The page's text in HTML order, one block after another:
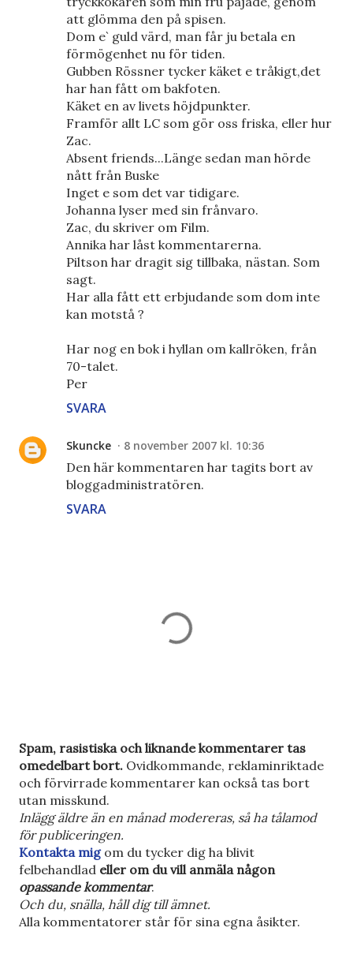
att glömma den på spisen.
Dom e` guld värd, man får ju betala en
förmögenhet nu för tiden.
Gubben Rössner tycker käket e tråkigt,det
har han fått om bakfoten.
Käket en av livets höjdpunkter.
Framför allt LC som gör oss friska, eller hur
Zac.
Absent friends...Länge sedan man hörde
nått från Buske
Inget e som det var tidigare.
Johanna lyser med sin frånvaro.
Zac, du skriver om Film.
Annika har låst kommentarerna.
Piltson har dragit sig tillbaka, nästan. Som
sagt.
Har alla fått ett erbjudande som dom inte
kan motstå ?
Har nog en bok i hyllan om kallröken, från
70-talet.
Per
SVARA
Skuncke 8 november 2007 kl. 10:36
Den här kommentaren har tagits bort av
bloggadministratören.
SVARA
S
k
i
c
k
a
e
n
k
o
m
Spam, rasistiska och liknande kommentarer tas
omedelbart bort. Ovidkommande, reklaminriktade
och förvirrade kommentarer kan också tas bort
utan misskund.
Inlägg äldre än en månad modereras, så ha tålamod
för publiceringen.
Kontakta migom du tycker dig ha blivit
felbehandlad eller om du vill anmäla någon
opassande kommentar.
Och du, snälla, håll dig till ämnet.
Alla kommentatorer står för sina egna åsikter.